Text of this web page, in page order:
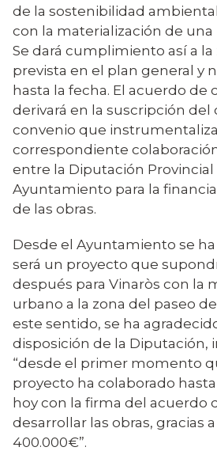
de la sostenibilidad
con la materialización de una
Se dará cumplimiento así a la
prevista en el plan general y
hasta la fecha. El acuerdo de
derivará en la suscripción
convenio que
correspondiente
entre la Diputación Provincial
Ayuntamiento para la
de las obras.
Desde el Ayuntamiento se
será un proyecto que
después para Vinaròs con la
urbano a la zona del paseo
este sentido, se ha
disposición de la Diputación,
“desde el primer momento
proyecto ha colaborado
hoy con la firma del acuerdo
desarrollar las obras, gracias
400.000€”.